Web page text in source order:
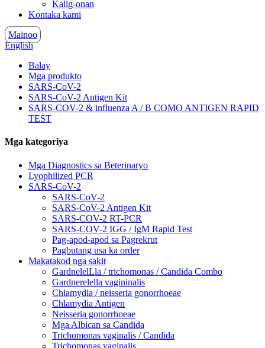
Kalig-onan
Kontaka kami
Mainoo
English
Balay
Mga produkto
SARS-CoV-2
SARS-CoV-2 Antigen Kit
SARS-COV-2 & influenza A / B COMO ANTIGEN RAPID
TEST
Mga kategoriya
Mga Diagnostics sa Beterinaryo
Lyophilized PCR
SARS-CoV-2
SARS-CoV-2
SARS-CoV-2 Antigen Kit
SARS-COV-2 RT-PCR
SARS-COV-2 IGG / IgM Rapid Test
Pag-apod-apod sa Pagrekrut
Pagbutang usa ka order
Makatakod nga sakit
GardnelelLla / trichomonas / Candida Combo
Gardnerelella vagininalis
Chlamydia / neisseria gonorrhoeae
Chlamydia Antigen
Neisseria gonorrhoeae
Mga Albican sa Candida
Trichomonas vaginalis / Candida
Trichomonas vaginalis